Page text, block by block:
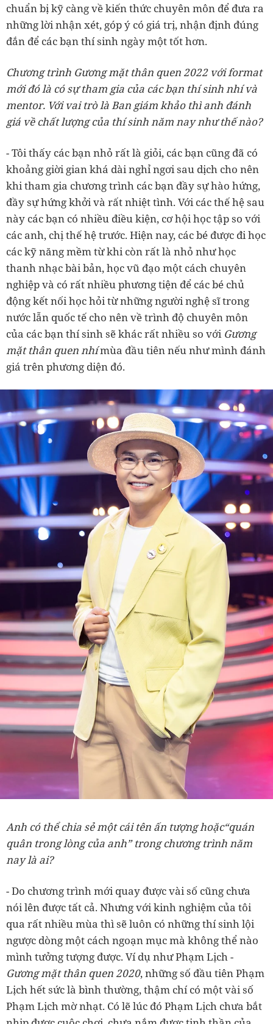
chuẩn bị kỹ càng về kiến thức chuyên môn để đưa ra
những lời nhận xét, góp ý có giá trị, nhận định đúng
đắn để các bạn thí sinh ngày một tốt hơn.
Chương trình Gương mặt thân quen 2022 với format
mới đó là có sự tham gia của các bạn thí sinh nhí và
mentor. Với vai trò là Ban giám khảo thì anh đánh
giá về chất lượng của thí sinh năm nay như thế nào?
- Tôi thấy các bạn nhỏ rất là giỏi, các bạn cũng đã có
khoảng giời gian khá dài nghỉ ngơi sau dịch cho nên
khi tham gia chương trình các bạn đầy sự hào hứng,
đầy sự hứng khởi và rất nhiệt tình. Với các thế hệ sau
này các bạn có nhiều điều kiện, cơ hội học tập so với
các anh, chị thế hệ trước. Hiện nay, các bé được đi học
các kỹ năng mềm từ khi còn rất là nhỏ như học
thanh nhạc bài bản, học vũ đạo một cách chuyên
nghiệp và có rất nhiều phương tiện để các bé chủ
động kết nối học hỏi từ những người nghệ sĩ trong
nước lẫn quốc tế cho nên về trình độ chuyên môn
của các bạn thí sinh sẽ khác rất nhiều so với Gương
mặt thân quen nhímùa đầu tiên nếu như mình đánh
giá trên phương diện đó.
Anh có thể chia sẻ một cái tên ấn tượng hoặc“quán
quân trong lòng của anh” trong chương trình năm
nay là ai?
- Do chương trình mới quay được vài số cũng chưa
nói lên được tất cả. Nhưng với kinh nghiệm của tôi
qua rất nhiều mùa thì sẽ luôn có những thí sinh lội
ngược dòng một cách ngoạn mục mà không thể nào
mình tưởng tượng được. Ví dụ như Phạm Lịch -
Gương mặt thân quen 2020, những số đầu tiên Phạm
Lịch hết sức là bình thường, thậm chí có một vài số
Phạm Lịch mờ nhạt. Có lẽ lúc đó Phạm Lịch chưa bắt